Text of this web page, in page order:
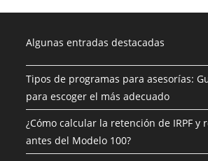
Algunas entradas destacadas
Tipos de programas para asesorías:
para escoger el más adecuado
¿Cómo calcular la retención de IRPF y
antes del Modelo 100?